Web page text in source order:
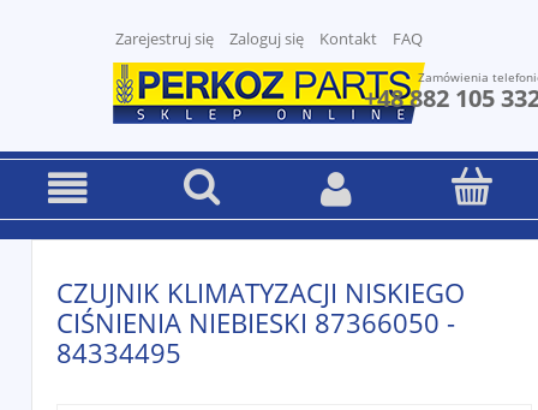
Zarejestruj się Zaloguj się Kontakt FAQ
Zamówienia
+48 882 105
CZUJNIK KLIMATYZACJI NISKIEGO
CIŚNIENIA NIEBIESKI 87366050 -
84334495